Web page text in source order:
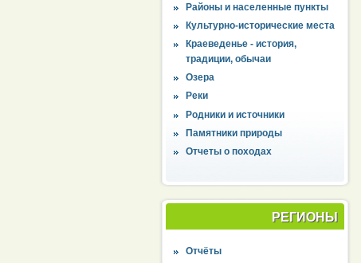
Районы и населенные пункты
Культурно-исторические места
Краеведенье - история,
традиции, обычаи
Озера
Реки
Родники и источники
Памятники природы
Отчеты о походах
РЕГИОНЫ
Отчёты